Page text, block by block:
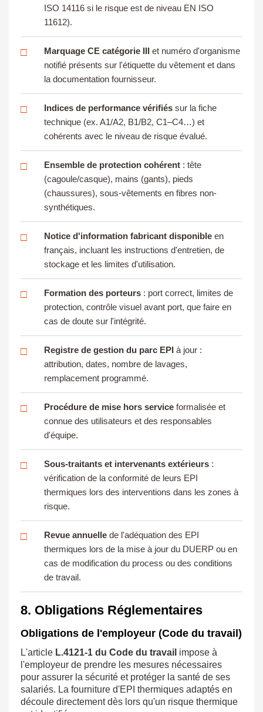
ISO 14116 si le risque est de niveau EN ISO
11612).
□ Marquage CE catégorie III et numéro d'organisme
notifié présents sur l'étiquette du vêtement et dans
la documentation fournisseur.
□ Indices de performance vérifiés sur la fiche
technique (ex. A1/A2, B1/B2, C1–C4…) et
cohérents avec le niveau de risque évalué.
□ Ensemble de protection cohérent : tête
(cagoule/casque), mains (gants), pieds
(chaussures), sous-vêtements en fibres non-
synthétiques.
□ Notice d'information fabricant disponible en
français, incluant les instructions d'entretien, de
stockage et les limites d'utilisation.
□ Formation des porteurs : port correct, limites de
protection, contrôle visuel avant port, que faire en
cas de doute sur l'intégrité.
□ Registre de gestion du parc EPI à jour :
attribution, dates, nombre de lavages,
remplacement programmé.
□ Procédure de mise hors service formalisée et
connue des utilisateurs et des responsables
d'équipe.
□ Sous-traitants et intervenants extérieurs :
vérification de la conformité de leurs EPI
thermiques lors des interventions dans les zones à
risque.
□ Revue annuelle de l'adéquation des EPI
thermiques lors de la mise à jour du DUERP ou en
cas de modification du process ou des conditions
de travail.
8. Obligations Réglementaires
Obligations de l'employeur (Code du travail)
L'article L.4121-1 du Code du travail impose à
l'employeur de prendre les mesures nécessaires
pour assurer la sécurité et protéger la santé de ses
salariés. La fourniture d'EPI thermiques adaptés en
découle directement dès lors qu'un risque thermique